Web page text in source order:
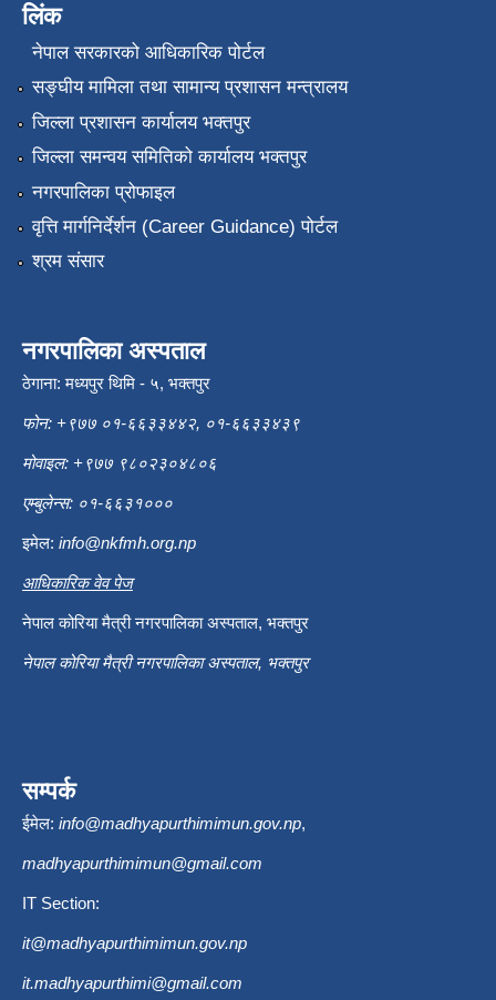
लिंक
नेपाल सरकारको आधिकारिक पोर्टल
सङ्‍घीय मामिला तथा सामान्य प्रशासन मन्त्रालय
जिल्ला प्रशासन कार्यालय भक्तपुर
जिल्ला समन्वय समितिको कार्यालय भक्तपुर
नगरपालिका प्रोफाइल
वृत्ति मार्गनिर्देर्शन (Career Guidance) पोर्टल
श्रम संसार
नगरपालिका अस्पताल
ठेगाना: मध्यपुर थिमि - ५, भक्तपुर
फोन: +९७७ ०१-६६३३४४२, ०१-६६३३४३९
मोवाइल: +९७७ ९८०२३०४८०६
एम्बुलेन्स: ०१-६६३१०००
इमेल: info@nkfmh.org.np
आधिकारिक वेव पेज
नेपाल कोरिया मैत्री नगरपालिका अस्पताल, भक्तपुर
नेपाल कोरिया मैत्री नगरपालिका अस्पताल, भक्तपुर
सम्पर्क
ईमेल: info@madhyapurthimimun.gov.np,
madhyapurthimimun@gmail.com
IT Section:
it@madhyapurthimimun.gov.np
it.madhyapurthimi@gmail.com